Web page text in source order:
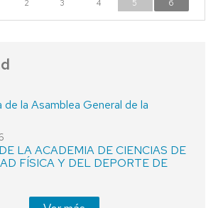
2 3 4 5 6
de la Asamblea General de la
LA ACADEMIA DE CIENCIAS DE
FÍSICA Y DEL DEPORTE DE